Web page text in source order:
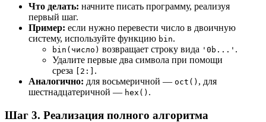
Что делать: начните писать программу, реализуя
первый шаг.
Пример: если нужно перевести число в двоичную
систему, используйте функцию bin.
bin(число) возвращает строку вида '0b...' .
Удалите первые два символа при помощи
среза
[2:] .
Аналогично: для восьмеричной — oct() , для
шестнадцатеричной — hex() .
Шаг 3. Реализация полного алгоритма